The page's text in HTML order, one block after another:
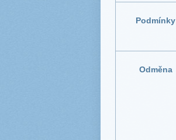
Podmínky
Odměna